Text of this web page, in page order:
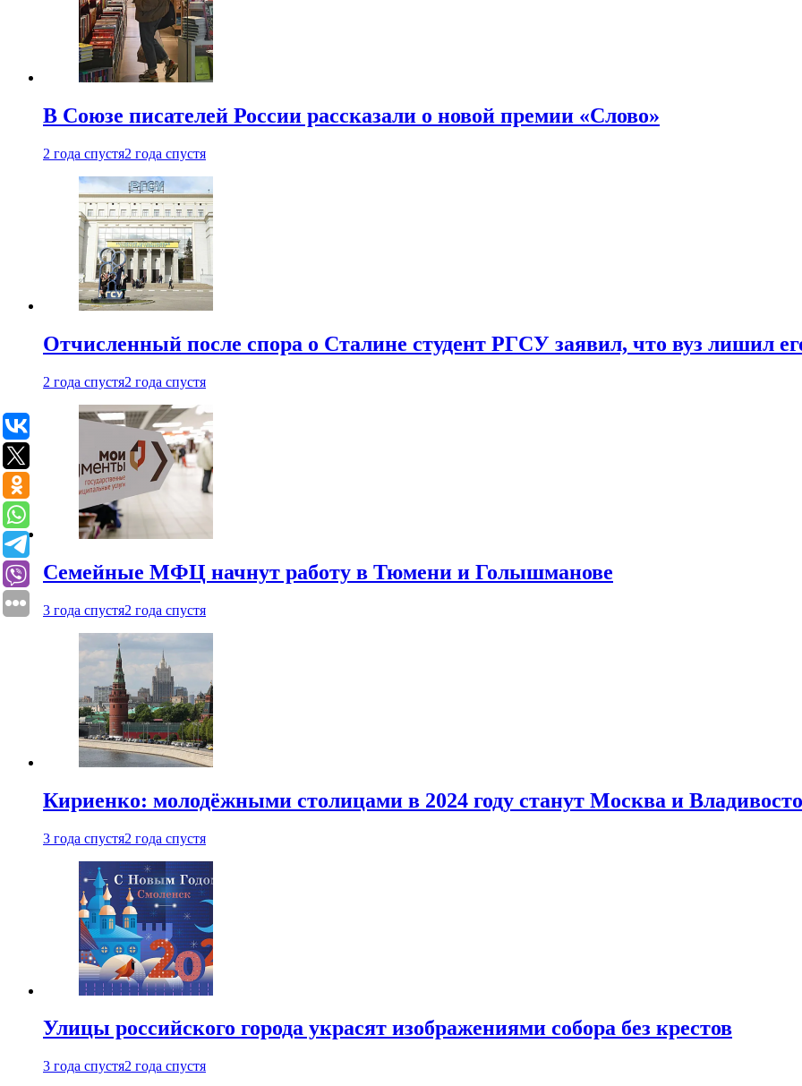
В Союзе писателей России рассказали о новой премии «Слово»
2 года спустя2 года спустя
Отчисленный после спора о Сталине студент РГСУ заявил, что вуз лишил
2 года спустя2 года спустя
Семейные МФЦ начнут работу в Тюмени и Голышманове
3 года спустя2 года спустя
Кириенко: молодёжными столицами в 2024 году станут Москва и
3 года спустя2 года спустя
Улицы российского города украсят изображениями собора без крестов
3 года спустя2 года спустя